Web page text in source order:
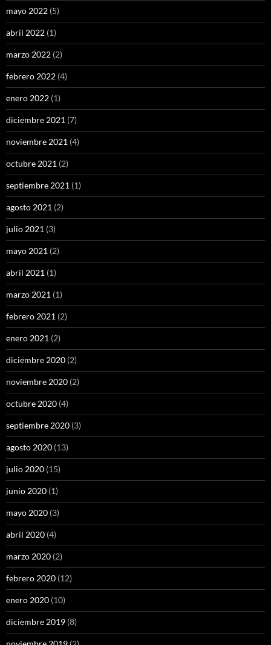
mayo 2022 (5)
abril 2022 (1)
marzo 2022 (2)
febrero 2022 (4)
enero 2022 (1)
diciembre 2021 (7)
noviembre 2021 (4)
octubre 2021 (2)
septiembre 2021 (1)
agosto 2021 (2)
julio 2021 (3)
mayo 2021 (2)
abril 2021 (1)
marzo 2021 (1)
febrero 2021 (2)
enero 2021 (2)
diciembre 2020 (2)
noviembre 2020 (2)
octubre 2020 (4)
septiembre 2020 (3)
agosto 2020 (13)
julio 2020 (15)
junio 2020 (1)
mayo 2020 (3)
abril 2020 (4)
marzo 2020 (2)
febrero 2020 (12)
enero 2020 (10)
diciembre 2019 (8)